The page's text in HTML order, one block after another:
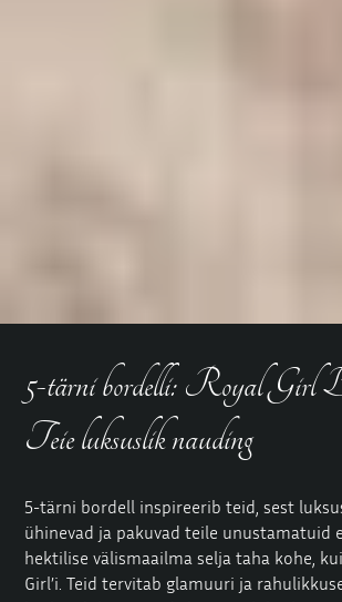
5-tärni bordelli: Royal Girl
Teie luksuslik nauding
5-tärni bordell inspireerib teid, sest
ühinevad ja pakuvad teile unustamatuid
hektilise välismaailma selja taha kohe,
Girl’i. Teid tervitab glamuuri ja